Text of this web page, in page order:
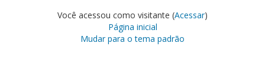
Você acessou como visitante (Acessar)
Página inicial
Mudar para o tema padrão